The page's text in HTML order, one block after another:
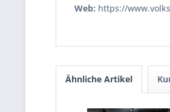
Web: https://
Ähnliche Artikel